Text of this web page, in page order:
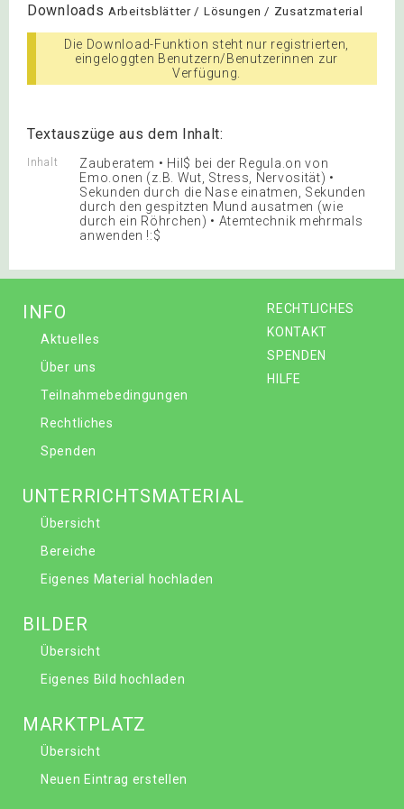
Downloads Arbeitsblätter / Lösungen / Zusatzmaterial
Die Download-Funktion steht nur registrierten,
eingeloggten Benutzern/Benutzerinnen zur
Verfügung.
Textauszüge aus dem Inhalt:
Inhalt
Zauberatem • Hil$ bei der Regula.on von
Emo.onen (z.B. Wut, Stress, Nervosität) •
Sekunden durch die Nase einatmen, Sekunden
durch den gespitzten Mund ausatmen (wie
durch ein Röhrchen) • Atemtechnik mehrmals
anwenden !:$
RECHTLICHES
KONTAKT
SPENDEN
HILFE
INFO
Aktuelles
Über uns
Teilnahmebedingungen
Rechtliches
Spenden
UNTERRICHTSMATERIAL
Übersicht
Bereiche
Eigenes Material hochladen
BILDER
Übersicht
Eigenes Bild hochladen
MARKTPLATZ
Übersicht
Neuen Eintrag erstellen